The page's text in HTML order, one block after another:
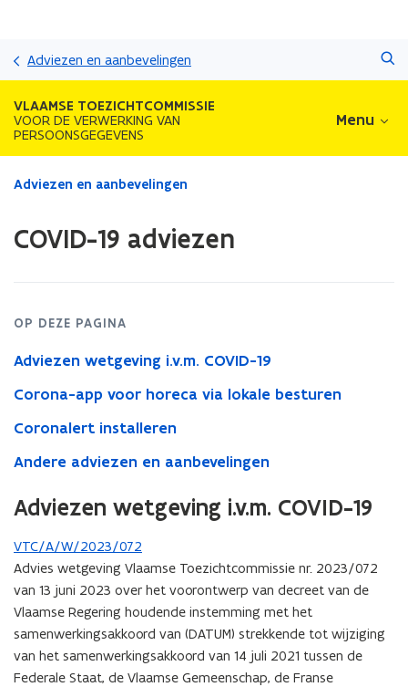
inhoud
Adviezen en aanbevelingen
VLAAMSE TOEZICHTCOMMISSIE
VOOR DE VERWERKING VAN
PERSOONSGEGEVENS
Menu
Gedaan
COVID-
adviezen
Adviezen en aanbevelingen
COVID-19 adviezen
OP DEZE PAGINA
Adviezen wetgeving i.v.m. COVID-19
Corona-app voor horeca via lokale besturen
Coronalert installeren
Andere adviezen en aanbevelingen
Adviezen wetgeving i.v.m. COVID-19
VTC/A/W/2023/072
Advies wetgeving Vlaamse Toezichtcommissie nr. 2023/072
van 13 juni 2023 over het voorontwerp van decreet van de
Vlaamse Regering houdende instemming met het
samenwerkingsakkoord van (DATUM) strekkende tot wijziging
van het samenwerkingsakkoord van 14 juli 2021 tussen de
Federale Staat, de Vlaamse Gemeenschap, de Franse